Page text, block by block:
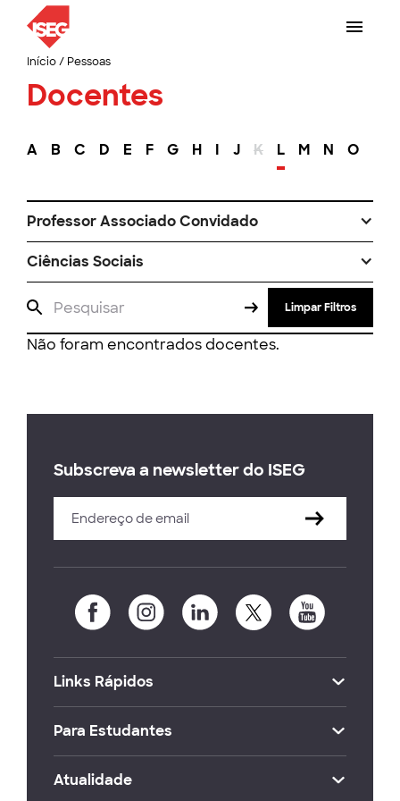
Início/ Pessoas
Docentes
A B C D E F G H I J K L M N O
Professor Associado Convidado
Ciências Sociais
Limpar Filtros
Não foram encontrados docentes.
Subscreva a newsletter do ISEG
Links Rápidos
Para Estudantes
Atualidade